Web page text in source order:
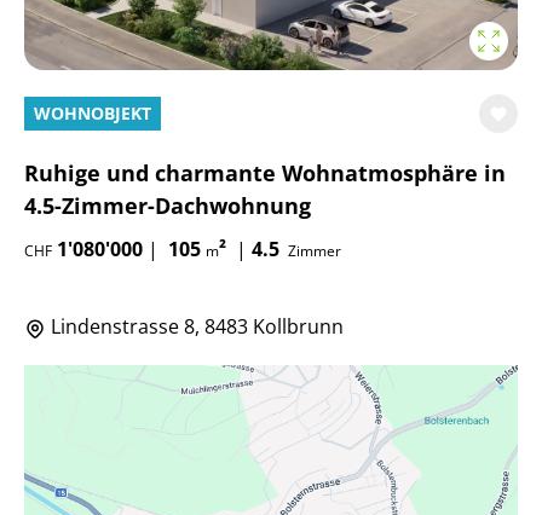
WOHNOBJEKT
Ruhige und charmante Wohnatmosphäre in
4.5-Zimmer-Dachwohnung
CHF 1'080'000 | 105 m² | 4.5 Zimmer
Lindenstrasse 8, 8483 Kollbrunn